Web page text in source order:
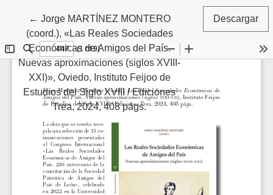
← Volver a los detalles del artículo
Jorge MARTÍNEZ MONTERO
(coord.), «Las Reales Sociedades
Económicas de Amigos del País.
Nuevas aproximaciones (siglos XVIII-
XXI)», Oviedo, Instituto Feijoo de
Estudios del Siglo XVIII / Ediciones
Trea, 2024, 408 págs.
Descargar